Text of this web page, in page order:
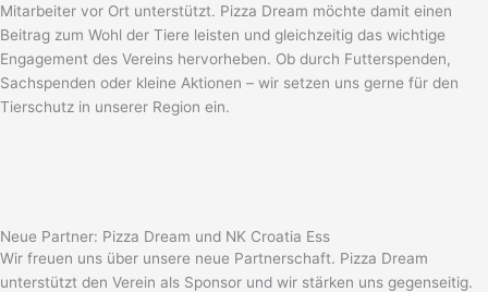
Mitarbeiter vor Ort unterstützt. Pizza Dream möchte damit einen
Beitrag zum Wohl der Tiere leisten und gleichzeitig das wichtige
Engagement des Vereins hervorheben. Ob durch Futterspenden,
Sachspenden oder kleine Aktionen – wir setzen uns gerne für den
Tierschutz in unserer Region ein.
Neue Partner: Pizza Dream und NK Croatia Ess
Wir freuen uns über unsere neue Partnerschaft. Pizza Dream
unterstützt den Verein als Sponsor und wir stärken uns gegenseitig.